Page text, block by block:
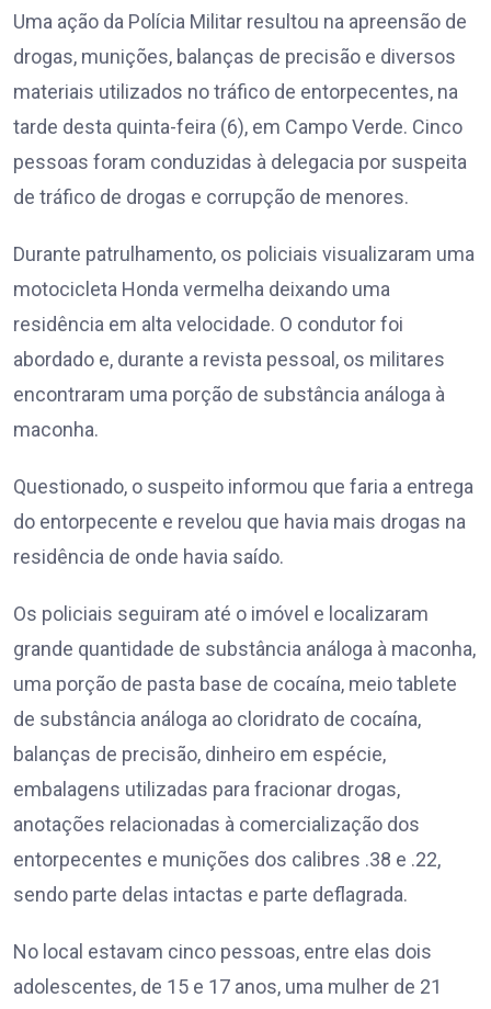
Uma ação da Polícia Militar resultou na apreensão de
drogas, munições, balanças de precisão e diversos
materiais utilizados no tráfico de entorpecentes, na
tarde desta quinta-feira (6), em Campo Verde. Cinco
pessoas foram conduzidas à delegacia por suspeita
de tráfico de drogas e corrupção de menores.
Durante patrulhamento, os policiais visualizaram uma
motocicleta Honda vermelha deixando uma
residência em alta velocidade. O condutor foi
abordado e, durante a revista pessoal, os militares
encontraram uma porção de substância análoga à
maconha.
Questionado, o suspeito informou que faria a entrega
do entorpecente e revelou que havia mais drogas na
residência de onde havia saído.
Os policiais seguiram até o imóvel e localizaram
grande quantidade de substância análoga à maconha,
uma porção de pasta base de cocaína, meio tablete
de substância análoga ao cloridrato de cocaína,
balanças de precisão, dinheiro em espécie,
embalagens utilizadas para fracionar drogas,
anotações relacionadas à comercialização dos
entorpecentes e munições dos calibres .38 e .22,
sendo parte delas intactas e parte deflagrada.
No local estavam cinco pessoas, entre elas dois
adolescentes, de 15 e 17 anos, uma mulher de 21